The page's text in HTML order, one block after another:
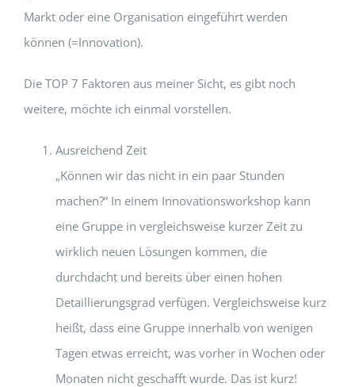
Markt oder eine Organisation eingeführt werden
können (=Innovation).
Die TOP 7 Faktoren aus meiner Sicht, es gibt noch
weitere, möchte ich einmal vorstellen.
Ausreichend Zeit
„Können wir das nicht in ein paar Stunden
machen?“ In einem Innovationsworkshop kann
eine Gruppe in vergleichsweise kurzer Zeit zu
wirklich neuen Lösungen kommen, die
durchdacht und bereits über einen hohen
Detaillierungsgrad verfügen. Vergleichsweise kurz
heißt, dass eine Gruppe innerhalb von wenigen
Tagen etwas erreicht, was vorher in Wochen oder
Monaten nicht geschafft wurde. Das ist kurz!